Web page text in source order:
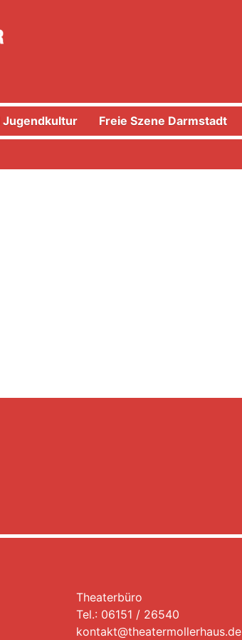
Freie Szene Darmstadt
Theaterbüro
Tel.: 06151 / 26540
kontakt@theatermollerhaus.de